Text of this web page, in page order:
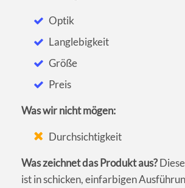
Optik
Langlebigkeit
Größe
Preis
Was wir nicht mögen:
Durchsichtigkeit
Was zeichnet das Produkt aus?
ist in schicken, einfarbigen